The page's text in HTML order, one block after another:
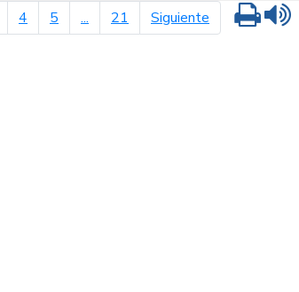
4 5 ... 21 Siguiente página siguiente